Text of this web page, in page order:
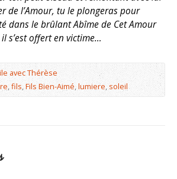
de l’Amour, tu le plongeras pour
dans le brûlant Abîme de Cet Amour
s’est offert en victime…
avec Thérèse
,fils,Fils Bien-Aimé,lumiere, soleil